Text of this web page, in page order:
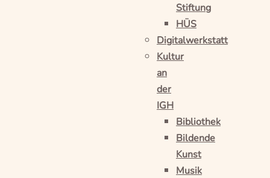
Stiftung
HÜS
Digitalwerkstatt
Kultur
an
der
IGH
Bibliothek
Bildende
Kunst
Musik